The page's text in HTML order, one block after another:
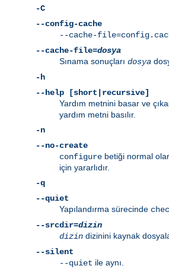
-C
--config-cache
--cache-
--cache-file=dosya
Sınama sonuçları dosya
-h
--help [short|recursive]
Yardım metnini basar ve
yardım metni basılır.
-n
--no-create
configure betiği normal
için yararlıdır.
-q
--quiet
Yapılandırma sürecinde
--srcdir=dizin
dizin dizinini kaynak
--silent
--quiet ile aynı.